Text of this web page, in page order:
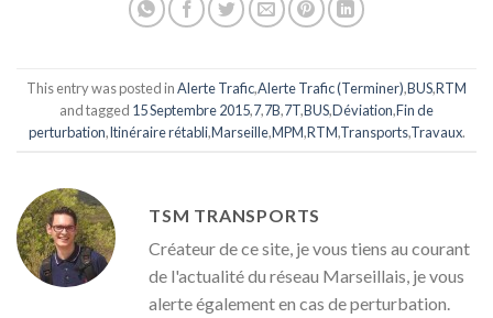
This entry was posted inAlerte Trafic,Alerte Trafic (Terminer),BUS,RTM
and tagged 15 Septembre 2015,7,7B,7T,BUS,Déviation,Fin de
perturbation,Itinéraire rétabli,Marseille,MPM,RTM,Transports,Travaux.
TSM TRANSPORTS
Créateur de ce site, je vous tiens au courant
de l'actualité du réseau Marseillais, je vous
alerte également en cas de perturbation.